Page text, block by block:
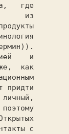
где
из
и
как
придти
с